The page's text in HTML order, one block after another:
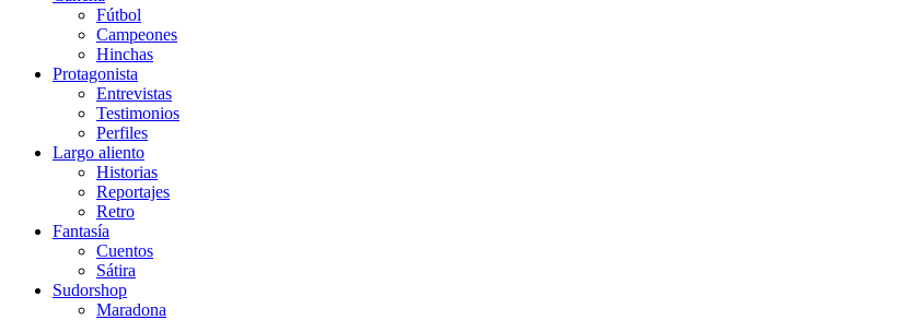
Fútbol
Campeones
Hinchas
Protagonista
Entrevistas
Testimonios
Perfiles
Largo aliento
Historias
Reportajes
Retro
Fantasía
Cuentos
Sátira
Sudorshop
Maradona